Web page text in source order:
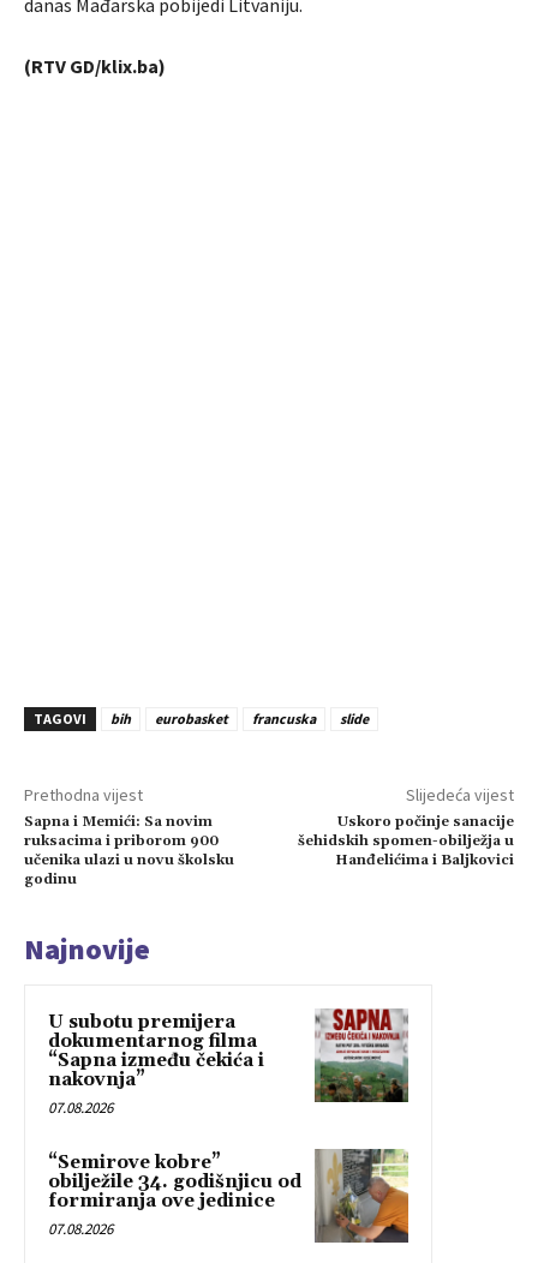
danas Mađarska pobijedi Litvaniju.
(RTV GD/klix.ba)
TAGOVI bih eurobasket francuska slide
Prethodna vijest
Sapna i Memići: Sa novim
ruksacima i priborom 900
učenika ulazi u novu školsku
godinu
Slijedeća vijest
Uskoro počinje sanacije
šehidskih spomen-obilježja u
Hanđelićima i Baljkovici
Najnovije
U subotu premijera
dokumentarnog filma
“Sapna između čekića i
nakovnja”
07.08.2026
“Semirove kobre”
obilježile 34. godišnjicu od
formiranja ove jedinice
07.08.2026